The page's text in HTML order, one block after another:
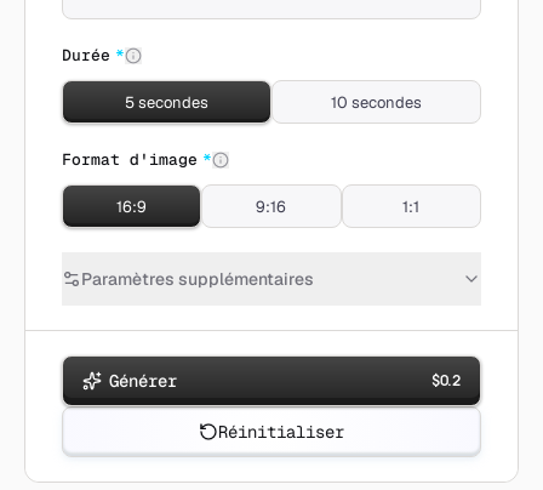
Durée *
5 secondes 10 secondes
Format d'image *
16:9 9:16 1:1
Paramètres supplémentaires
Générer $0.2
Réinitialiser